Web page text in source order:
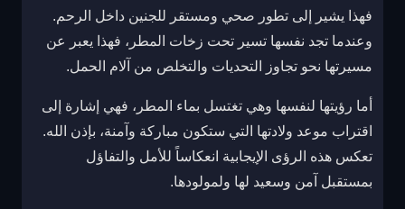
فهذا يشير إلى تطور صحي ومستقر للجنين داخل الرحم.
وعندما تجد نفسها تسير تحت زخات المطر، فهذا يعبر عن
مسيرتها نحو تجاوز التحديات والتخلص من آلام الحمل.
أما رؤيتها لنفسها وهي تغتسل بماء المطر، فهي إشارة إلى
اقتراب موعد ولادتها التي ستكون مباركة وآمنة، بإذن الله.
تعكس هذه الرؤى الإيجابية انعكاساً للأمل والتفاؤل
بمستقبل آمن وسعيد لها ولمولودها.